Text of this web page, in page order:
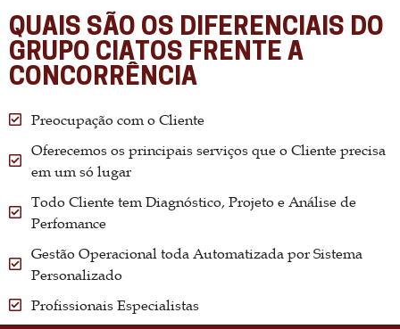
QUAIS SÃO OS DIFERENCIAIS DO
GRUPO CIATOS FRENTE A
CONCORRÊNCIA
Preocupação com o Cliente
Oferecemos os principais serviços que o Cliente precisa
em um só lugar
Todo Cliente tem Diagnóstico, Projeto e Análise de
Perfomance
Gestão Operacional toda Automatizada por Sistema
Personalizado
Profissionais Especialistas